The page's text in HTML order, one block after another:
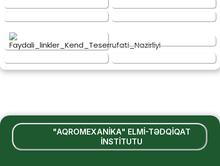
"AQROMEXANİKA" ELMİ-TƏDQİQAT
İNSTİTUTU